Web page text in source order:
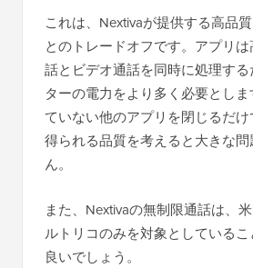
これは、Nextivaが提供する高品
とのトレードオフです。アプリ
話とビデオ通話を同時に処理す
ターの電力をより多く必要とし
ていない他のアプリを閉じるだけ
得られる品質を考えると大きな
ん。
また、Nextivaの無制限通話は、
ルトリコのみを対象としている
良いでしょう。